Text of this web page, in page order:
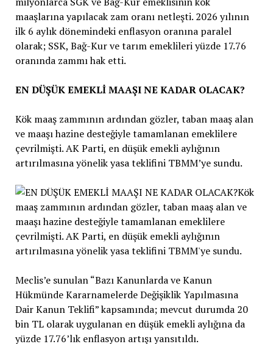
EN DÜŞÜK EMEKLİ MAAŞI NE KADAR OLACAK?
Kök maaş zammının ardından gözler, taban maaş alan
ve maaşı hazine desteğiyle tamamlanan emeklilere
çevrilmişti. AK Parti, en düşük emekli aylığının
artırılmasına yönelik yasa teklifini TBMM’ye sundu.
Meclis’e sunulan “Bazı Kanunlarda ve Kanun
Hükmünde Kararnamelerde Değişiklik Yapılmasına
Dair Kanun Teklifi” kapsamında; mevcut durumda 20
bin TL olarak uygulanan en düşük emekli aylığına da
yüzde 17.76’lık enflasyon artışı yansıtıldı.